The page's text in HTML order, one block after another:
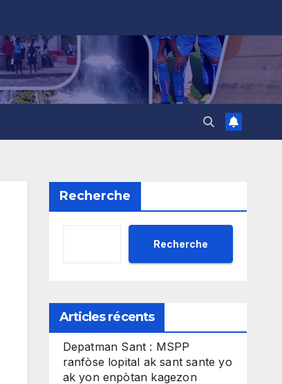
Recherche
Recherche
Articles récents
Depatman Sant : MSPP
ranfòse lopital ak sant sante yo
ak yon enpòtan kagezon